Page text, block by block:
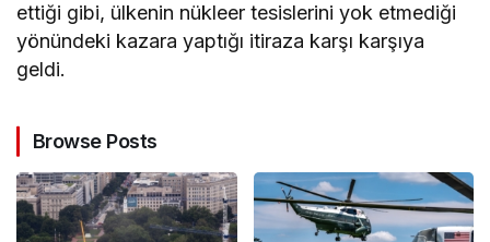
ettiği gibi, ülkenin nükleer tesislerini yok etmediği
yönündeki kazara yaptığı itiraza karşı karşıya
geldi.
Browse Posts